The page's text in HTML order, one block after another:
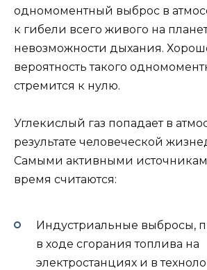
одномоментный выброс в
к гибели всего живого на
невозможности дыхания.
вероятность такого
стремится к нулю.
Углекислый газ попадает в
результате человеческой
Самыми активными
время считаются:
Индустриальные выбросы,
в ходе сгорания топлива на
электростанциях и в